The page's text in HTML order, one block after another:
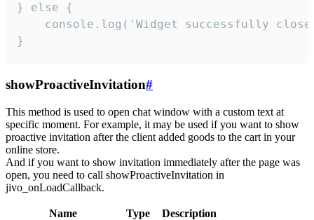
} else {
console.log('Widget successfully
}
showProactiveInvitation#
This method is used to open chat window with a custom text at
specific moment. For example, it may be used if you want to show
proactive invitation after the client added goods to the cart in your
online store.
And if you want to show invitation immediately after the page was
open, you need to call showProactiveInvitation in
jivo_onLoadCallback.
Name Type
Description